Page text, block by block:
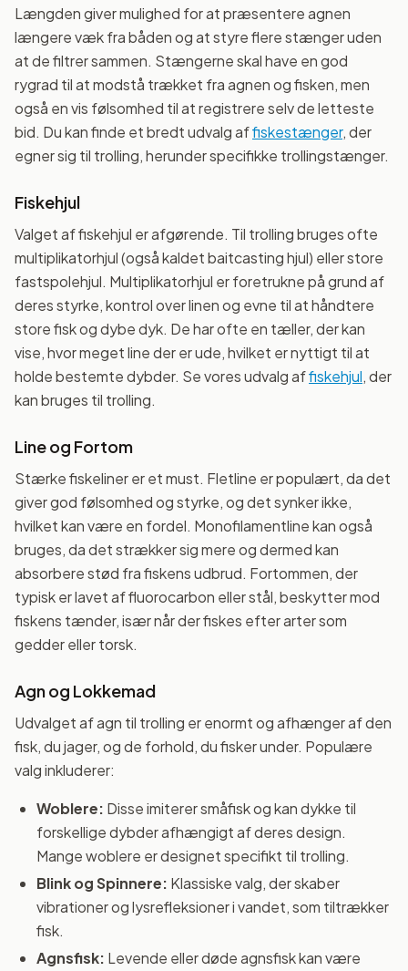
Længden giver mulighed for at præsentere agnen
længere væk fra båden og at styre flere stænger uden
at de filtrer sammen. Stængerne skal have en god
rygrad til at modstå trækket fra agnen og fisken, men
også en vis følsomhed til at registrere selv de letteste
bid. Du kan finde et bredt udvalg affiskestænger, der
egner sig til trolling, herunder specifikke trollingstænger.
Fiskehjul
Valget af fiskehjul er afgørende. Til trolling bruges ofte
multiplikatorhjul (også kaldet baitcasting hjul) eller store
fastspolehjul. Multiplikatorhjul er foretrukne på grund af
deres styrke, kontrol over linen og evne til at håndtere
store fisk og dybe dyk. De har ofte en tæller, der kan
vise, hvor meget line der er ude, hvilket er nyttigt til at
holde bestemte dybder. Se vores udvalg affiskehjul, der
kan bruges til trolling.
Line og Fortom
Stærke fiskeliner er et must. Fletline er populært, da det
giver god følsomhed og styrke, og det synker ikke,
hvilket kan være en fordel. Monofilamentline kan også
bruges, da det strækker sig mere og dermed kan
absorbere stød fra fiskens udbrud. Fortommen, der
typisk er lavet af fluorocarbon eller stål, beskytter mod
fiskens tænder, især når der fiskes efter arter som
gedder eller torsk.
Agn og Lokkemad
Udvalget af agn til trolling er enormt og afhænger af den
fisk, du jager, og de forhold, du fisker under. Populære
valg inkluderer:
Woblere: Disse imiterer småfisk og kan dykke til
forskellige dybder afhængigt af deres design.
Mange woblere er designet specifikt til trolling.
Blink og Spinnere: Klassiske valg, der skaber
vibrationer og lysrefleksioner i vandet, som tiltrækker
fisk.
Agnsfisk: Levende eller døde agnsfisk kan være